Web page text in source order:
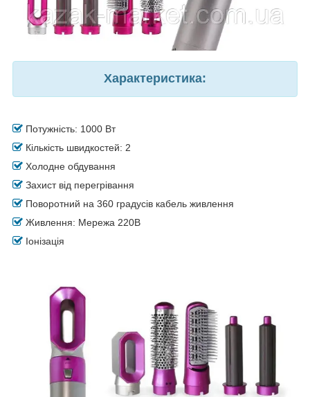
Характеристика:
Потужність: 1000 Вт
Кількість швидкостей: 2
Холодне обдування
Захист від перегрівання
Поворотний на 360 градусів кабель живлення
Живлення: Мережа 220В
Іонізація